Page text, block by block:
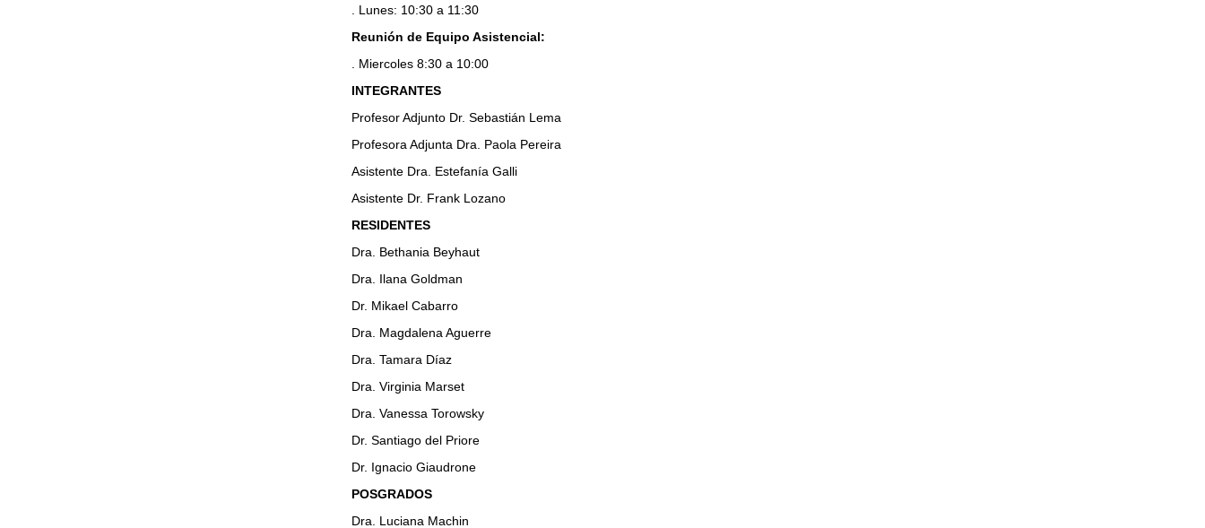
. Lunes: 10:30 a 11:30
Reunión de Equipo Asistencial:
. Miercoles 8:30 a 10:00
INTEGRANTES
Profesor Adjunto Dr. Sebastián Lema
Profesora Adjunta Dra. Paola Pereira
Asistente Dra. Estefanía Galli
Asistente Dr. Frank Lozano
RESIDENTES
Dra. Bethania Beyhaut
Dra. Ilana Goldman
Dr. Mikael Cabarro
Dra. Magdalena Aguerre
Dra. Tamara Díaz
Dra. Virginia Marset
Dra. Vanessa Torowsky
Dr. Santiago del Priore
Dr. Ignacio Giaudrone
POSGRADOS
Dra. Luciana Machin